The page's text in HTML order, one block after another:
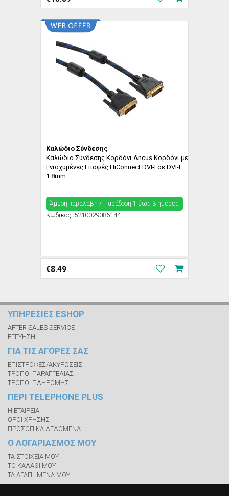
Καλώδιο Σύνδεσης
Καλώδιο Σύνδεσης Κορδόνι Ancus Κορδόνι με
Ενισχυμένες Επαφές HiConnect DVI-I σε DVI-I
1.8mm
Άμεση παραλαβή / Παράδoση 1 έως 3 ημέρες
Κωδικός: 5210029086144
€8.49
ΥΠΗΡΕΣΙΕΣ ESHOP
AFTER SALES SERVICE
ΕΓΓΥΗΣΗ
ΓΙΑ ΤΙΣ ΑΓΟΡΕΣ ΣΑΣ
ΕΠΙΣΤΡΟΦΕΣ/ΑΚΥΡΩΣΕΙΣ
ΤΡΟΠΟΙ ΠΑΡΑΓΓΕΛΙΑΣ
ΤΡΟΠΟΙ ΠΛΗΡΩΜΗΣ
ΠΕΡΙ TELEPHONE PLUS
Η ΕΤΑΙΡΕΙΑ
ΟΡΟΙ ΧΡΗΣΗΣ
ΠΡΟΣΩΠΙΚΑ ΔΕΔΟΜΕΝΑ
Ο ΛΟΓΑΡΙΑΣΜΟΣ ΜΟΥ
ΤΑ ΣΤΟΙΧΕΙΑ ΜΟΥ
ΤΟ ΚΑΛΑΘΙ ΜΟΥ
ΤΑ ΑΓΑΠΗΜΕΝΑ ΜΟΥ